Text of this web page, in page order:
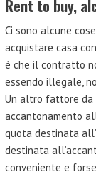
Rent to buy,
Ci sono alcune
acquistare casa
è che il contratto
essendo illegale,
Un altro fattore
accantonamento
quota destinata
destinata
conveniente e